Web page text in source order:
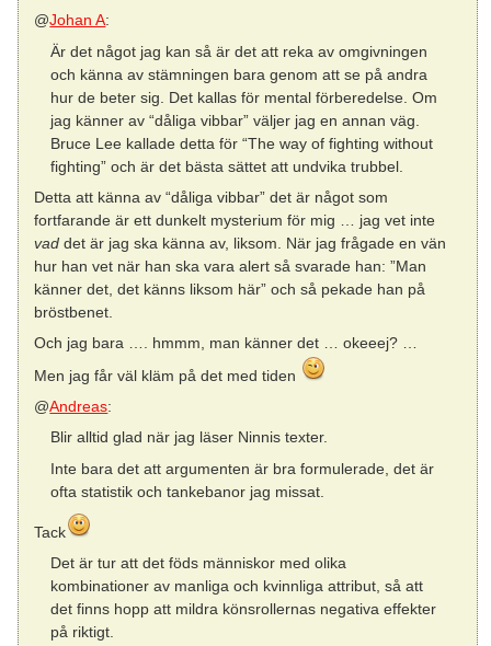
@Johan A:
Är det något jag kan så är det att reka av omgivningen
och känna av stämningen bara genom att se på andra
hur de beter sig. Det kallas för mental förberedelse. Om
jag känner av “dåliga vibbar” väljer jag en annan väg.
Bruce Lee kallade detta för “The way of fighting without
fighting” och är det bästa sättet att undvika trubbel.
Detta att känna av “dåliga vibbar” det är något som
fortfarande är ett dunkelt mysterium för mig … jag vet inte
vad det är jag ska känna av, liksom. När jag frågade en vän
hur han vet när han ska vara alert så svarade han: ”Man
känner det, det känns liksom här” och så pekade han på
bröstbenet.
Och jag bara …. hmmm, man känner det … okeeej? …
Men jag får väl kläm på det med tiden
@Andreas:
Blir alltid glad när jag läser Ninnis texter.
Inte bara det att argumenten är bra formulerade, det är
ofta statistik och tankebanor jag missat.
Tack
Det är tur att det föds människor med olika
kombinationer av manliga och kvinnliga attribut, så att
det finns hopp att mildra könsrollernas negativa effekter
på riktigt.